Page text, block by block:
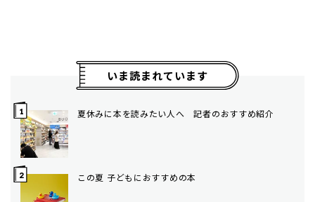
いま読まれています
夏休みに本を読みたい人へ 記者のおすすめ紹介
この夏 子どもにおすすめの本